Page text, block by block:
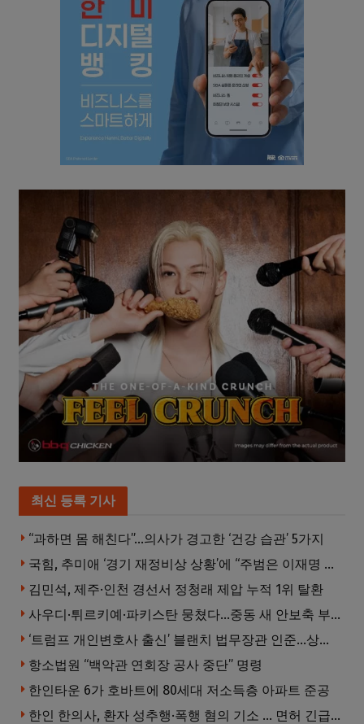
최신 등록 기사
“과하면 몸 해친다”…의사가 경고한 ‘건강 습관’ 5가지
국힘, 추미애 ‘경기 재정비상 상황’에 “주범은 이재명 전 지사”
김민석, 제주·인천 경선서 정청래 제압 누적 1위 탈환
사우디·튀르키예·파키스탄 뭉쳤다…중동 새 안보축 부상하나
‘트럼프 개인변호사 출신’ 블랜치 법무장관 인준…상원 50대49 가결
항소법원 “백악관 연회장 공사 중단” 명령
한인타운 6가 호바트에 80세대 저소득층 아파트 준공
한인 한의사, 환자 성추행·폭행 혐의 기소 … 면허 긴급정지